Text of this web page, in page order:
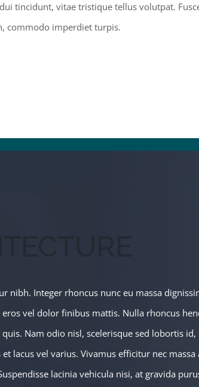
tincidunt, vitae tristique tellus volutpat.
commodo imperdiet turpis.
nibh. Integer rhoncus nunc eu massa
eros vel dolor finibus mattis. Nulla rhoncus
Nam odio nisl, scelerisque sed lobortis
lacus vel varius. Vivamus efficitur nec massa
lacinia vehicula nisi, at gravida